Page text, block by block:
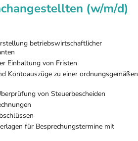
(w/m/d)
betriebswirtschaftlicher
Einhaltung von Fristen
Kontoauszüge zu einer ordnungsgemäßen
von Steuerbescheiden
für Besprechungstermine mit